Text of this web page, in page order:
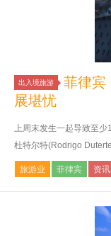
出入境旅游
菲律宾
展堪忧
上周末发生一起导致至少
杜特尔特(Rodrigo
旅游业 菲律宾 资讯